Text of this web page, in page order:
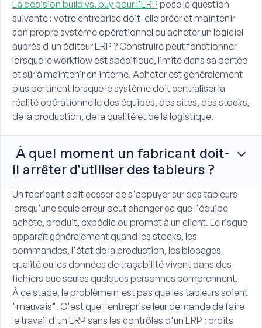
La décision build vs. buy pour l'ERP pose la question
suivante : votre entreprise doit-elle créer et maintenir
son propre système opérationnel ou acheter un logiciel
auprès d'un éditeur ERP ? Construire peut fonctionner
lorsque le workflow est spécifique, limité dans sa portée
et sûr à maintenir en interne. Acheter est généralement
plus pertinent lorsque le système doit centraliser la
réalité opérationnelle des équipes, des sites, des stocks,
de la production, de la qualité et de la logistique.
À quel moment un fabricant doit-
il arrêter d'utiliser des tableurs ?
Un fabricant doit cesser de s'appuyer sur des tableurs
lorsqu'une seule erreur peut changer ce que l'équipe
achète, produit, expédie ou promet à un client. Le risque
apparaît généralement quand les stocks, les
commandes, l'état de la production, les blocages
qualité ou les données de traçabilité vivent dans des
fichiers que seules quelques personnes comprennent.
À ce stade, le problème n'est pas que les tableurs soient
"mauvais". C'est que l'entreprise leur demande de faire
le travail d'un ERP sans les contrôles d'un ERP : droits